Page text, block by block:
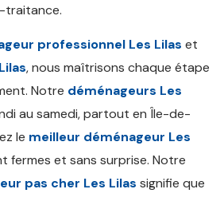
traitance.
professionnel Les Lilas et
, nous maîtrisons chaque étape
Notre déménageurs Les
au samedi, partout en Île-de-
le meilleur déménageur Les
fermes et sans surprise. Notre
pas cher Les Lilas signifie que